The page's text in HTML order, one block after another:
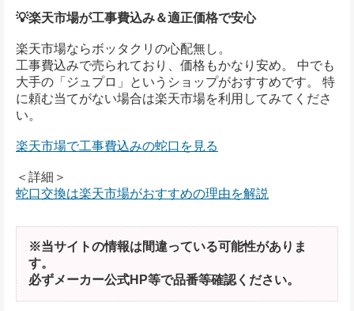
💡楽天市場が工事費込み＆適正価格で安心
楽天市場ならボッタクリの心配無し。
工事費込みで売られており、価格もかなり安め。 中でも
大手の「ジュプロ」というショップがおすすめです。 特
に頼む当てがない場合は楽天市場を利用してみてくださ
い。
楽天市場で工事費込みの蛇口を見る
＜詳細＞
蛇口交換は楽天市場がおすすめの理由を解説
※当サイトの情報は間違っている可能性がありま
す。
必ずメーカー公式HP等で品番等確認ください。